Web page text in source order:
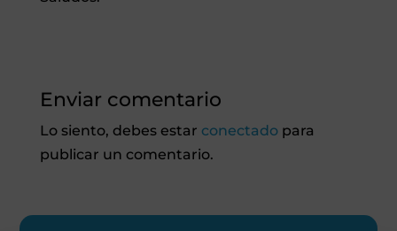
Enviar comentario
Lo siento, debes estar conectadopara
publicar un comentario.